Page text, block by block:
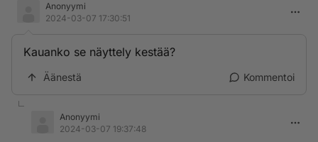
Anonyymi
2024-03-07 17:30:51
Kauanko se näyttely kestää?
Äänestä Kommentoi
Anonyymi
2024-03-07 19:37:48